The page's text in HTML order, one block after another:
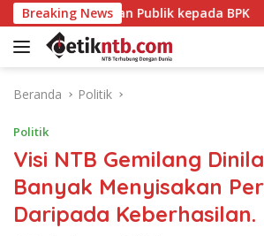
Langsung
ke
konten
Breaking News
kepada BPK Politisi PDIP
Beranda Politik
Politik
Visi NTB Gemilang
Banyak Menyisakan
Daripada Keberhasilan.